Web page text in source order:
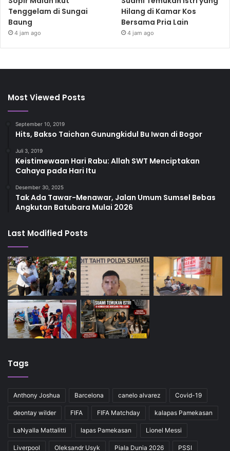
Tenggelam di Sungai
Baung
4 jam ago
Hilang di Kamar Kos
Bersama Pria Lain
4 jam ago
Most Viewed Posts
September 10, 2019
Hits, Bakso Taichan Gunungkidul Bu Iwan di Bogor
Juli 3, 2019
Keistimewaan Hari Rabu: Allah SWT Menciptakan
Cahaya pada Hari Itu
Desember 30, 2025
Tak Ada Tawar-Menawar, Jalan Umum Sumsel Bebas
Angkutan Batubara Mulai 2026
Last Modified Posts
Tags
Anthony Joshua Barcelona canelo alvarez Covid-19
deontay wilder FIFA FIFA Matchday kalapas Pamekasan
LaNyalla Mattalitti lapas Pamekasan Lionel Messi
Liverpool Oleksandr Usyk Piala Dunia 2026 PSSI